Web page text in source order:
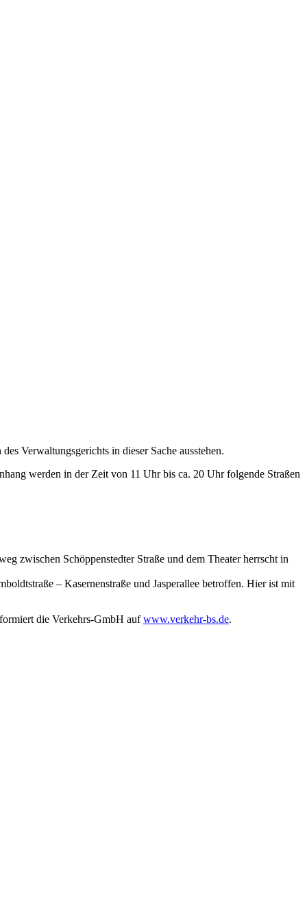
Verwaltungsgerichts in dieser Sache ausstehen.
werden in der Zeit von 11 Uhr bis ca. 20 Uhr folgende Straßen
zwischen Schöppenstedter Straße und dem Theater herrscht in
– Kasernenstraße und Jasperallee betroffen. Hier ist mit
die Verkehrs-GmbH aufwww.verkehr-bs.de.